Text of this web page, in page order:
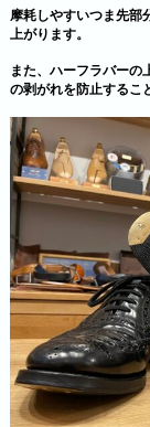
摩耗しやすいつま先部
上がります。
また、ハーフラバーの
の剥がれを防止するこ